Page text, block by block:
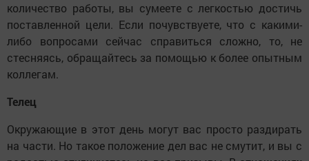
количество работы, вы сумеете с легкостью достичь
поставленной цели. Если почувствуете, что с какими-
либо вопросами сейчас справиться сложно, то, не
стесняясь, обращайтесь за помощью к более опытным
коллегам.
Телец
Окружающие в этот день могут вас просто раздирать
на части. Но такое положение дел вас не смутит, и вы с